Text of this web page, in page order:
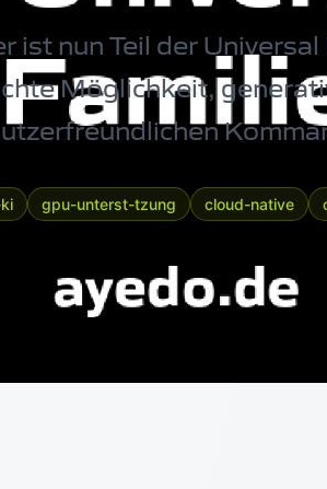
ist nun Teil der
Möglichkeit,
gpu-unterst-tzung cloud-native